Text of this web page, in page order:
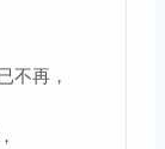
不再，